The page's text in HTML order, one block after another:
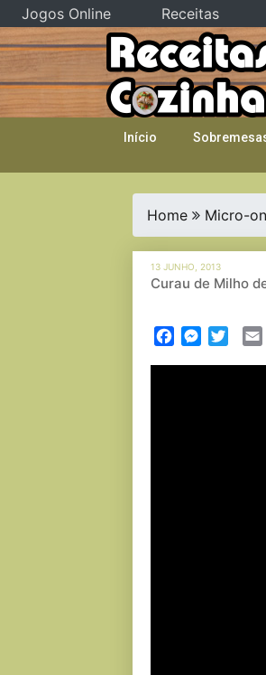
Skip
to
content
Início
Home Micro-
13 JUNHO, 2013
Curau de Milho
Facebook
Jogos Online Receitas